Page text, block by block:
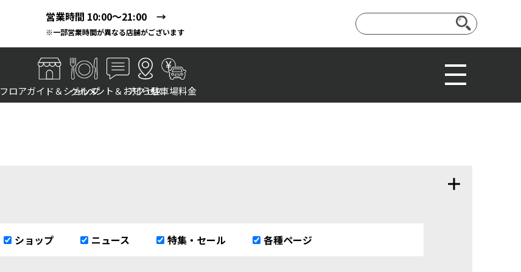
営業時間 10:00～21:00 →
※一部営業時間が異なる店舗がございます
フロアガイド＆ショップ
グルメ
イベント＆お知らせ
アクセス駐車場料金
ショップ ニュース 特集・セール 各種ページ